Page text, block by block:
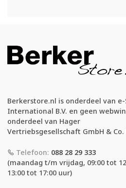
Berkerstore.nl is onderdeel van
International B.V. en geen
onderdeel van Hager
Vertriebsgesellschaft GmbH & Co.
Telefoon: 088 28 29 333
(maandag t/m vrijdag, 09:00 tot
13:00 tot 17:00 uur)